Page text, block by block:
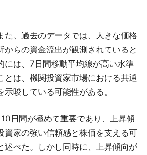
た、過去のデータでは、大きな価格
からの資金流出が観測されていると
には、7日間移動平均線が高い水準
とは、機関投資家市場における共通
唆している可能性がある。
日間が極めて重要であり、上昇傾
資家の強い信頼感と株価を支える可
述べた。しかし同時に、上昇傾向が